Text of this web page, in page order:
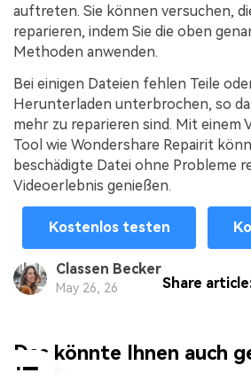
auftreten. Sie können versuchen,
reparieren, indem Sie die oben
Methoden anwenden.
Bei einigen Dateien fehlen Teile
Herunterladen unterbrochen, so
mehr zu reparieren sind. Mit einem
Tool wie Wondershare Repairit
beschädigte Datei ohne Probleme
Videoerlebnis genießen.
Kostenlos testen
Classen Becker
May 26, 26 Share
Das könnte Ihnen auch